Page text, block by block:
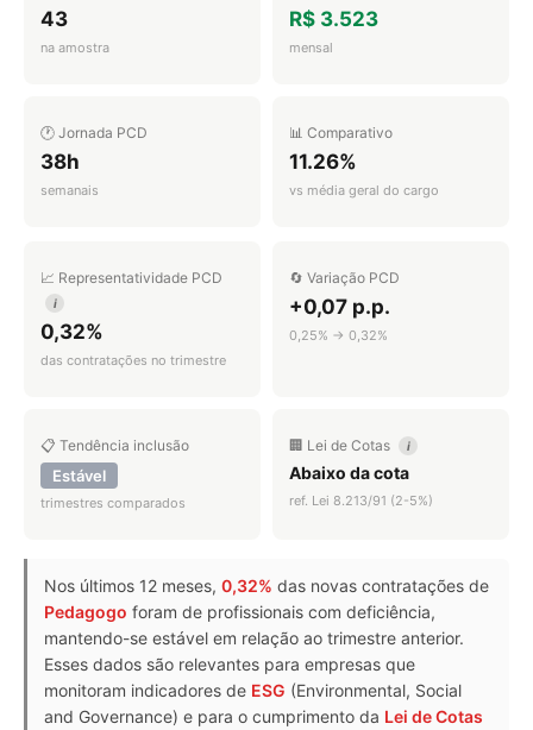
43
na amostra
R$ 3.523
mensal
🕐 Jornada PCD
38h
semanais
📊 Comparativo
11.26%
vs média geral do cargo
📈 Representatividade PCD
i
0,32%
das contratações no trimestre
🔄 Variação PCD
+0,07 p.p.
0,25% → 0,32%
📋 Tendência inclusão
Estável
trimestres comparados
🏢 Lei de Cotas i
Abaixo da cota
ref. Lei 8.213/91 (2-5%)
Nos últimos 12 meses, 0,32% das novas contratações de
Pedagogo foram de profissionais com deficiência,
mantendo-se estável em relação ao trimestre anterior.
Esses dados são relevantes para empresas que
monitoram indicadores de ESG (Environmental, Social
and Governance) e para o cumprimento da Lei de Cotas